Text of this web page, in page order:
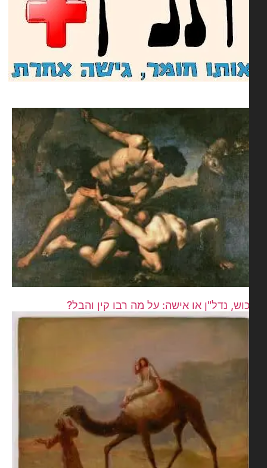
נדל"ן או אישה: על מה רבו קין והבל?